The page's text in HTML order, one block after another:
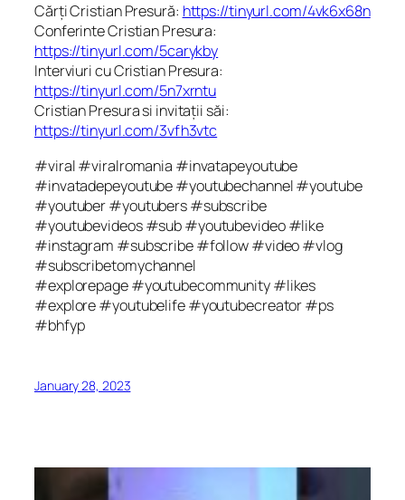
Cărți Cristian Presură: https://tinyurl.com/4vk6x68n
Conferinte Cristian Presura:
https://tinyurl.com/5carykby
Interviuri cu Cristian Presura:
https://tinyurl.com/5n7xrntu
Cristian Presura si invitații săi:
https://tinyurl.com/3vfh3vtc
#viral #viralromania #invatapeyoutube
#invatadepeyoutube #youtubechannel #youtube
#youtuber #youtubers #subscribe
#youtubevideos #sub #youtubevideo #like
#instagram #subscribe #follow #video #vlog
#subscribetomychannel
#explorepage #youtubecommunity #likes
#explore #youtubelife #youtubecreator #ps
#bhfyp
January 28, 2023